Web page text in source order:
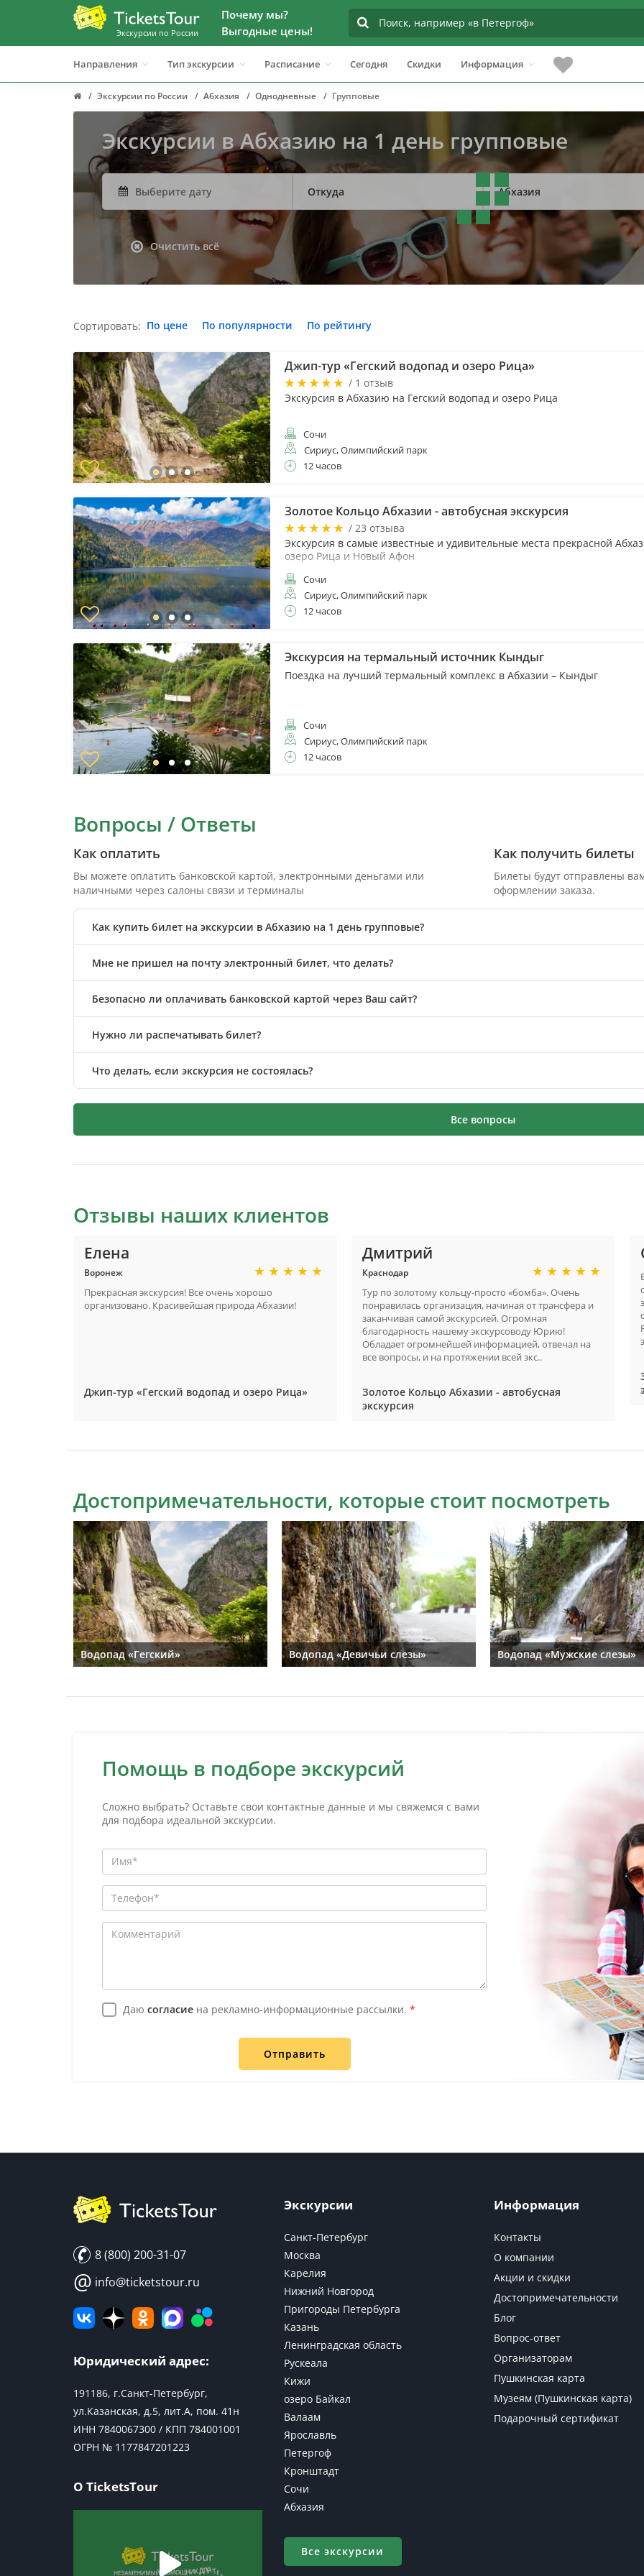
Экскурсии по России
Почему мы?
Выгодные цены!
Направления Тип экскурсии Расписание Сегодня Скидки Информация
Экскурсии по России Абхазия Однодневные Групповые
Экскурсии в Абхазию на 1 день групповые
Откуда Абхазия
Очистить всё
Сортировать: По цене По популярности По рейтингу
Джип-тур «Гегский водопад и озеро Рица»
/ 1 отзыв
Экскурсия в Абхазию на Гегский водопад и озеро Рица
Сочи
Сириус, Олимпийский парк
12 часов
Золотое Кольцо Абхазии - автобусная экскурсия
/ 23 отзыва
Экскурсия в самые известные и удивительные места прекрасной
озеро Рица и Новый Афон
Сочи
Сириус, Олимпийский парк
12 часов
Экскурсия на термальный источник Кындыг
Поездка на лучший термальный комплекс в Абхазии – Кындыг
Сочи
Сириус, Олимпийский парк
12 часов
Вопросы / Ответы
Как оплатить
Вы можете оплатить банковской картой, электронными деньгами или
наличными через салоны связи и терминалы
Как получить билеты
Билеты будут отправлены
оформлении заказа.
Как купить билет на экскурсии в Абхазию на 1 день групповые?
Мне не пришел на почту электронный билет, что делать?
Безопасно ли оплачивать банковской картой через Ваш сайт?
Нужно ли распечатывать билет?
Что делать, если экскурсия не состоялась?
Все вопросы
Отзывы наших клиентов
Елена
Воронеж
Прекрасная экскурсия! Все очень хорошо
организовано. Красивейшая природа Абхазии!
Джип-тур «Гегский водопад и озеро Рица»
Дмитрий
Краснодар
Тур по золотому кольцу-просто «бомба». Очень
понравилась организация, начиная от трансфера и
заканчивая самой экскурсией. Огромная
благодарность нашему экскурсоводу Юрию!
Обладает огромнейшей информацией, отвечал на
все вопросы, и на протяжении всей экс..
Золотое Кольцо Абхазии - автобусная
экскурсия
Достопримечательности, которые стоит посмотреть
Водопад «Гегский» Водопад «Девичьи слезы» Водопад «Мужские слезы»
Помощь в подборе экскурсий
Сложно выбрать? Оставьте свои контактные данные и мы свяжемся с вами
для подбора идеальной экскурсии.
Даю согласие на рекламно-информационные рассылки. *
Отправить
8 (800) 200-31-07
@ info@ticketstour.ru
Юридический адрес:
191186, г.Санкт-Петербург,
ул.Казанская, д.5, лит.А, пом. 41н
ИНН 7840067300 / КПП 784001001
ОГРН № 1177847201223
О TicketsTour
Экскурсии
Санкт-Петербург
Москва
Карелия
Нижний Новгород
Пригороды Петербурга
Казань
Ленинградская область
Рускеала
Кижи
озеро Байкал
Валаам
Ярославль
Петергоф
Кронштадт
Сочи
Абхазия
Все экскурсии
Информация
Контакты
О компании
Акции и скидки
Достопримечательности
Блог
Вопрос-ответ
Организаторам
Пушкинская карта
Музеям (Пушкинская карта)
Подарочный сертификат